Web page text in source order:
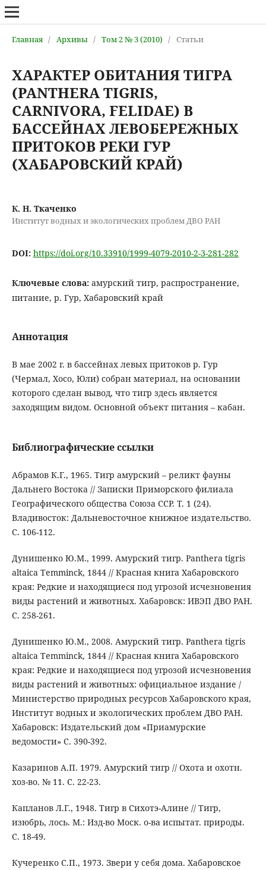
Главная / Архивы / Том 2 № 3 (2010) / Статьи
ХАРАКТЕР ОБИТАНИЯ ТИГРА
(PANTHERA TIGRIS,
CARNIVORA, FELIDAE) В
БАССЕЙНАХ ЛЕВОБЕРЕЖНЫХ
ПРИТОКОВ РЕКИ ГУР
(ХАБАРОВСКИЙ КРАЙ)
К. Н. Ткаченко
Институт водных и экологических проблем ДВО РАН
DOI: https://doi.org/10.33910/1999-4079-2010-2-3-281-282
Ключевые слова: амурский тигр, распространение,
питание, р. Гур, Хабаровский край
Аннотация
В мае 2002 г. в бассейнах левых притоков р. Гур
(Чермал, Хосо, Юли) собран материал, на основании
которого сделан вывод, что тигр здесь является
заходящим видом. Основной объект питания – кабан.
Библиографические ссылки
Абрамов К.Г., 1965. Тигр амурский – реликт фауны
Дальнего Востока // Записки Приморского филиала
Географического общества Союза ССР. Т. 1 (24).
Владивосток: Дальневосточное книжное издательство.
С. 106-112.
Дунишенко Ю.М., 1999. Амурский тигр. Panthera tigris
altaica Temminck, 1844 // Красная книга Хабаровского
края: Редкие и находящиеся под угрозой исчезновения
виды растений и животных. Хабаровск: ИВЭП ДВО РАН.
С. 258-261.
Дунишенко Ю.М., 2008. Амурский тигр. Panthera tigris
altaica Temminck, 1844 // Красная книга Хабаровского
края: Редкие и находящиеся под угрозой исчезновения
виды растений и животных: официальное издание /
Министерство природных ресурсов Хабаровского края,
Институт водных и экологических проблем ДВО РАН.
Хабаровск: Издательский дом «Приамурские
ведомости» С. 390-392.
Казаринов А.П. 1979. Амурский тигр // Охота и охотн.
хоз-во. № 11. С. 22-23.
Капланов Л.Г., 1948. Тигр в Сихотэ-Алине // Тигр,
изюбрь, лось. М.: Изд-во Моск. о-ва испытат. природы.
С. 18-49.
Кучеренко С.П., 1973. Звери у себя дома. Хабаровское